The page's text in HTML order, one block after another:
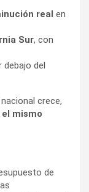
real en
Sur, con
debajo del
crece,
mismo
de